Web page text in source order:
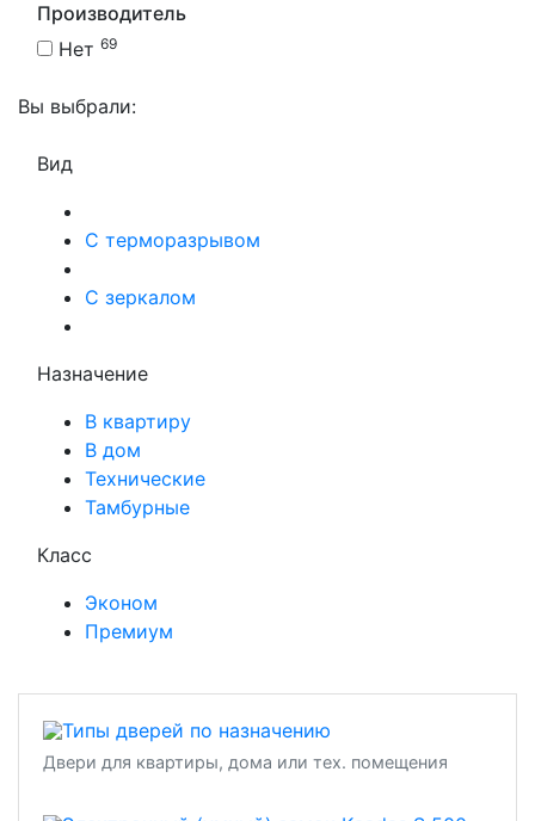
Производитель
Нет 69
Вы выбрали:
Вид
С терморазрывом
С зеркалом
Назначение
В квартиру
В дом
Технические
Тамбурные
Класс
Эконом
Премиум
Двери для квартиры, дома или тех. помещения